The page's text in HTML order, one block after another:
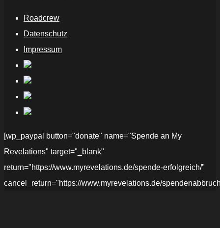
Roadcrew
Datenschutz
Impressum
[wp_paypal button="donate" name="Spende an My
Revelations" target="_blank"
return="https://www.myrevelations.de/spende-erfolgreich/"
cancel_return="https://www.myrevelations.de/